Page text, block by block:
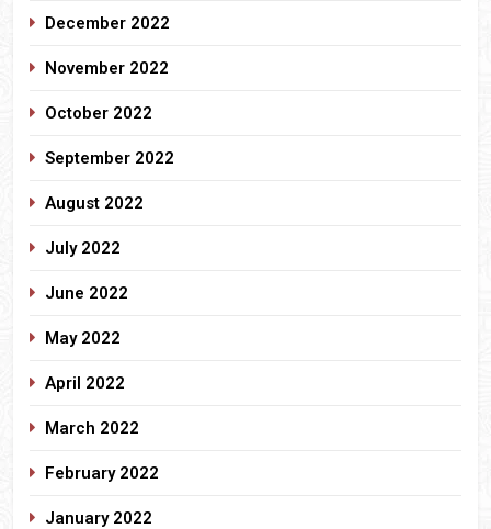
December 2022
November 2022
October 2022
September 2022
August 2022
July 2022
June 2022
May 2022
April 2022
March 2022
February 2022
January 2022